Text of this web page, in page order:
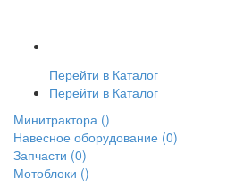
Перейти в Каталог
Перейти в Каталог
Минитрактора ()
Навесное оборудование (0)
Запчасти (0)
Мотоблоки ()